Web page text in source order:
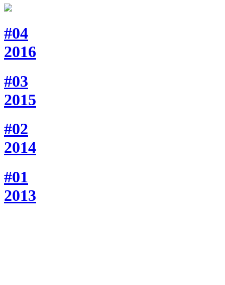
#04
2016
#03
2015
#02
2014
#01
2013